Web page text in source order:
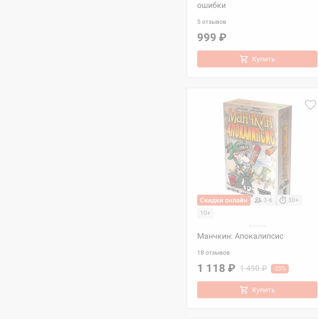
ошибки
5 отзывов
999 ₽
Купить
3-6
30+
10+
Манчкин: Апокалипсис
18 отзывов
1 118 ₽ 1 490 ₽ -25%
Купить